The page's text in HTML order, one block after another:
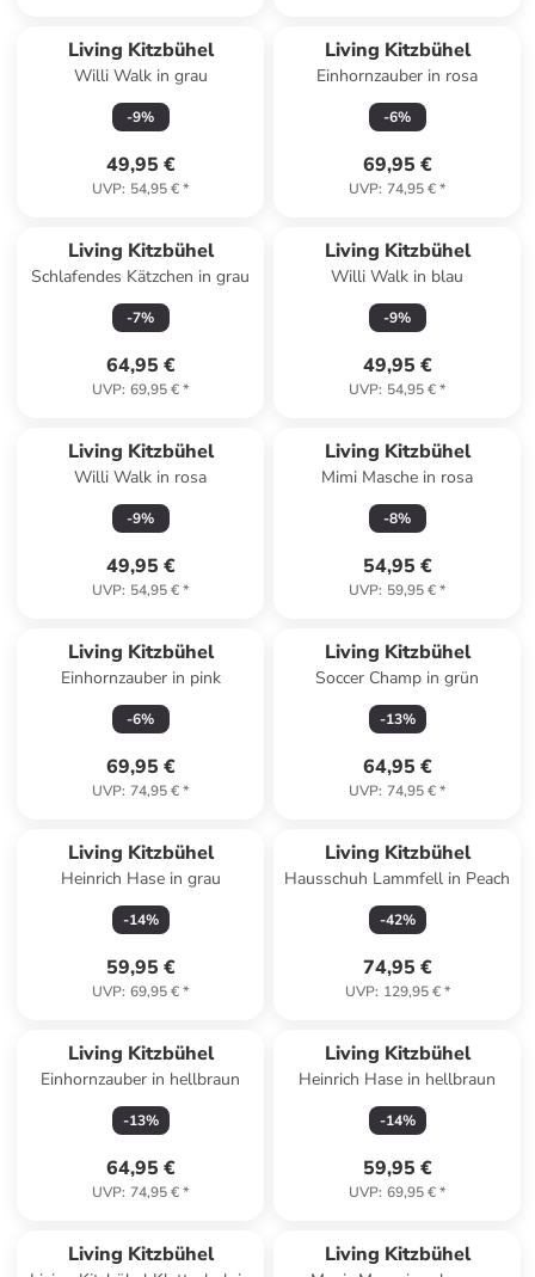
Living Kitzbühel
Willi Walk in grau
-9%
49,95 €
UVP: 54,95 €*
Living Kitzbühel
Einhornzauber in rosa
-6%
69,95 €
UVP: 74,95 €*
Living Kitzbühel
Schlafendes Kätzchen in grau
-7%
64,95 €
UVP: 69,95 €*
Living Kitzbühel
Willi Walk in blau
-9%
49,95 €
UVP: 54,95 €*
Living Kitzbühel
Willi Walk in rosa
-9%
49,95 €
UVP: 54,95 €*
Living Kitzbühel
Mimi Masche in rosa
-8%
54,95 €
UVP: 59,95 €*
Living Kitzbühel
Einhornzauber in pink
-6%
69,95 €
UVP: 74,95 €*
Living Kitzbühel
Soccer Champ in grün
-13%
64,95 €
UVP: 74,95 €*
Living Kitzbühel
Heinrich Hase in grau
-14%
59,95 €
UVP: 69,95 €*
Living Kitzbühel
Hausschuh Lammfell in Peach
-42%
74,95 €
UVP: 129,95 €*
Living Kitzbühel
Einhornzauber in hellbraun
-13%
64,95 €
UVP: 74,95 €*
Living Kitzbühel
Heinrich Hase in hellbraun
-14%
59,95 €
UVP: 69,95 €*
Living Kitzbühel Living Kitzbühel